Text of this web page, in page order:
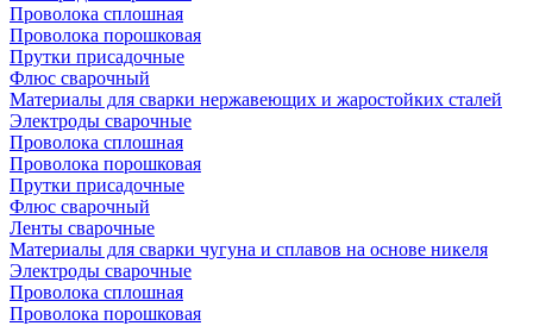
Проволока сплошная
Проволока порошковая
Прутки присадочные
Флюс сварочный
Материалы для сварки нержавеющих и жаростойких сталей
Электроды сварочные
Проволока сплошная
Проволока порошковая
Прутки присадочные
Флюс сварочный
Ленты сварочные
Материалы для сварки чугуна и сплавов на основе никеля
Электроды сварочные
Проволока сплошная
Проволока порошковая